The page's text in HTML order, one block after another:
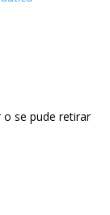
se pude retirar